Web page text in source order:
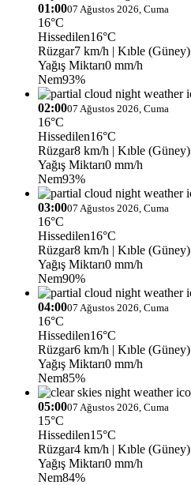
01:0007 Ağustos 2026, Cuma
16°C
Hissedilen16°C
Rüzgar7 km/h | Kıble (Güney)
Yağış Miktarı0 mm/h
Nem93%
02:0007 Ağustos 2026, Cuma
16°C
Hissedilen16°C
Rüzgar8 km/h | Kıble (Güney)
Yağış Miktarı0 mm/h
Nem93%
03:0007 Ağustos 2026, Cuma
16°C
Hissedilen16°C
Rüzgar8 km/h | Kıble (Güney)
Yağış Miktarı0 mm/h
Nem90%
04:0007 Ağustos 2026, Cuma
16°C
Hissedilen16°C
Rüzgar6 km/h | Kıble (Güney)
Yağış Miktarı0 mm/h
Nem85%
05:0007 Ağustos 2026, Cuma
15°C
Hissedilen15°C
Rüzgar4 km/h | Kıble (Güney)
Yağış Miktarı0 mm/h
Nem84%